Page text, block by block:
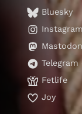
Bluesky
Instagram
Telegram
Fetlife
Joy